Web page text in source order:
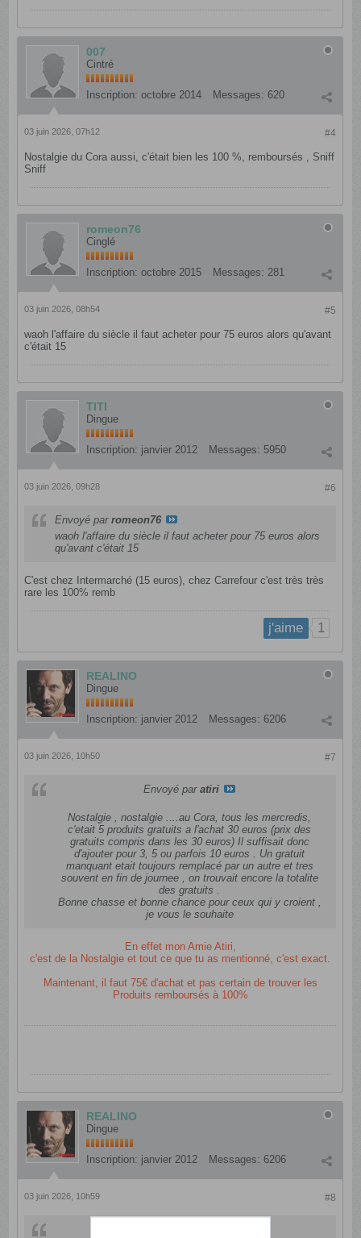
007
Cintré
Inscription: octobre 2014 Messages: 620
#4
03 juin 2026, 07h12
Nostalgie du Cora aussi, c'était bien les 100 %, remboursés , Sniff
Sniff
romeon76
Cinglé
Inscription: octobre 2015 Messages: 281
#5
03 juin 2026, 08h54
waoh l'affaire du siècle il faut acheter pour 75 euros alors qu'avant
c'était 15
TITI
Dingue
Inscription: janvier 2012 Messages: 5950
#6
03 juin 2026, 09h28
Envoyé parromeon76
waoh l'affaire du siècle il faut acheter pour 75 euros alors
qu'avant c'était 15
C'est chez Intermarché (15 euros), chez Carrefour c'est très très
rare les 100% remb
j'aime 1
REALINO
Dingue
Inscription: janvier 2012 Messages: 6206
#7
03 juin 2026, 10h50
Envoyé paratiri
Nostalgie , nostalgie ....au Cora, tous les mercredis,
c'etait 5 produits gratuits a l'achat 30 euros (prix des
gratuits compris dans les 30 euros) Il suffisait donc
d'ajouter pour 3, 5 ou parfois 10 euros . Un gratuit
manquant etait toujours remplacé par un autre et tres
souvent en fin de journee , on trouvait encore la totalite
des gratuits .
Bonne chasse et bonne chance pour ceux qui y croient ,
je vous le souhaite
En effet mon Amie Atiri,
c'est de la Nostalgie et tout ce que tu as mentionné, c'est exact.
Maintenant, il faut 75€ d'achat et pas certain de trouver les
Produits remboursés à 100%
REALINO
Dingue
Inscription: janvier 2012 Messages: 6206
#8
03 juin 2026, 10h59